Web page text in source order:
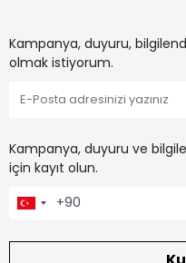
Kampanya, duyuru,
olmak istiyorum.
Kampanya, duyuru ve
için kayıt olun.